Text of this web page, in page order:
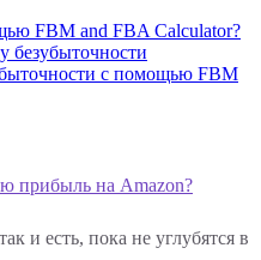
FBM and FBA Calculator?
безубыточности
с помощью FBM
прибыль на Amazon?
и есть, пока не углубятся в